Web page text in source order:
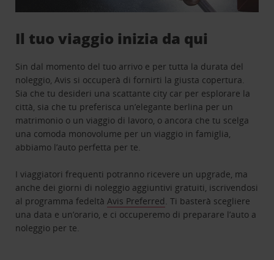
Il tuo viaggio inizia da qui
Sin dal momento del tuo arrivo e per tutta la durata del
noleggio, Avis si occuperà di fornirti la giusta copertura.
Sia che tu desideri una scattante city car per esplorare la
città, sia che tu preferisca un’elegante berlina per un
matrimonio o un viaggio di lavoro, o ancora che tu scelga
una comoda monovolume per un viaggio in famiglia,
abbiamo l’auto perfetta per te.
I viaggiatori frequenti potranno ricevere un upgrade, ma
anche dei giorni di noleggio aggiuntivi gratuiti, iscrivendosi
al programma fedeltàAvis Preferred. Ti basterà scegliere
una data e un’orario, e ci occuperemo di preparare l’auto a
noleggio per te.